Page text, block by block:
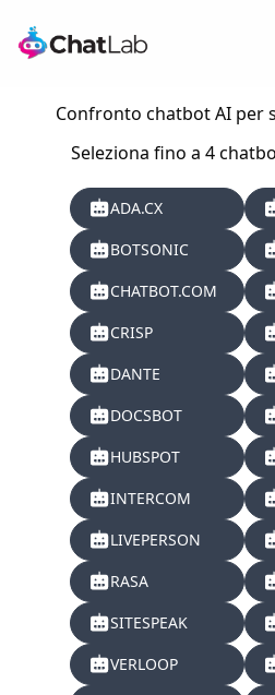
Confronto chatbot AI per
Seleziona fino a 4
ADA.CX
BOTSONIC
CHATBOT.COM
CRISP
DANTE
DOCSBOT
HUBSPOT
INTERCOM
LIVEPERSON
RASA
SITESPEAK
VERLOOP